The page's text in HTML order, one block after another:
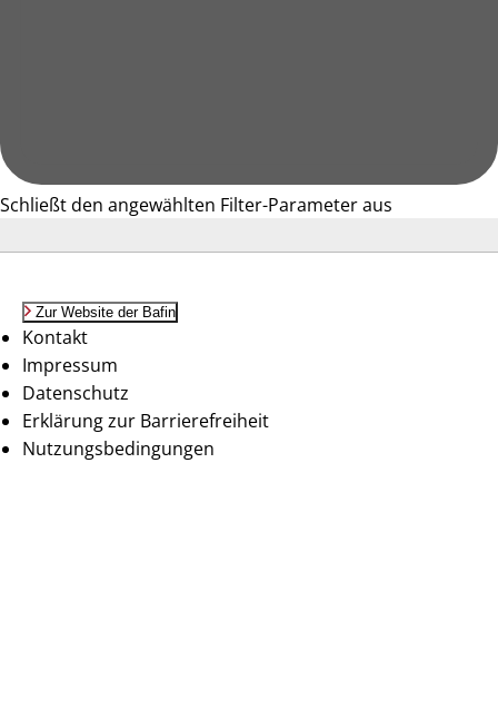
Schließt den angewählten Filter-Parameter aus
Zur Website der Bafin
Kontakt
Impressum
Datenschutz
Erklärung zur Barrierefreiheit
Nutzungsbedingungen